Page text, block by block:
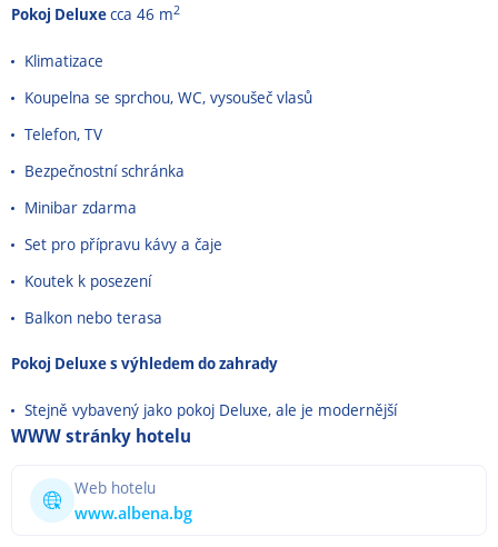
Pokoj Deluxecca 46 m2
Klimatizace
Koupelna se sprchou, WC, vysoušeč vlasů
Telefon, TV
Bezpečnostní schránka
Minibar zdarma
Set pro přípravu kávy a čaje
Koutek k posezení
Balkon nebo terasa
Pokoj Deluxe s výhledem do zahrady
Stejně vybavený jako pokoj Deluxe, ale je modernější
WWW stránky hotelu
Web hotelu
www.albena.bg